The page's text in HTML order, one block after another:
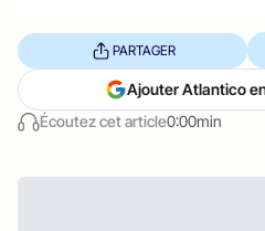
Écoutez cet article0:00min
PARTAGER
Ajouter Atlantico